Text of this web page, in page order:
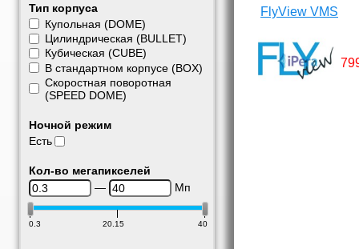
Тип корпуса
Купольная (DOME)
Цилиндрическая (BULLET)
Кубическая (CUBE)
В стандартном корпусе (BOX)
Скоростная поворотная
(SPEED DOME)
Ночной режим
Есть
Кол-во мегапикселей
—
Мп
0.3 20.15 40
FlyView VMS